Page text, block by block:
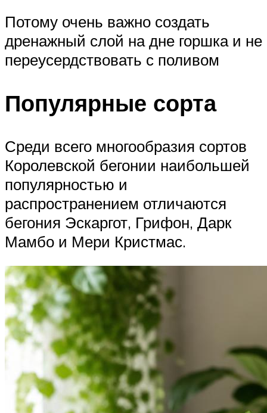
Потому очень важно создать
дренажный слой на дне горшка и не
переусердствовать с поливом
Популярные сорта
Среди всего многообразия сортов
Королевской бегонии наибольшей
популярностью и
распространением отличаются
бегония Эскаргот, Грифон, Дарк
Мамбо и Мери Кристмас.